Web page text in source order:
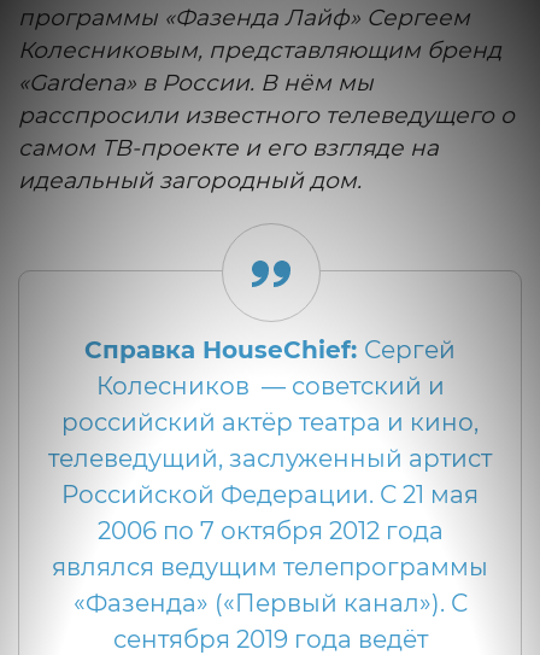
программы «Фазенда Лайф» Сергеем
Колесниковым, представляющим бренд
«Gardena» в России. В нём мы
расспросили известного телеведущего о
самом ТВ-проекте и его взгляде на
идеальный загородный дом.
Справка HouseChief: Сергей
Колесников — советский и
российский актёр театра и кино,
телеведущий, заслуженный артист
Российской Федерации. С 21 мая
2006 по 7 октября 2012 года
являлся ведущим телепрограммы
«Фазенда» («Первый канал»). С
сентября 2019 года ведёт